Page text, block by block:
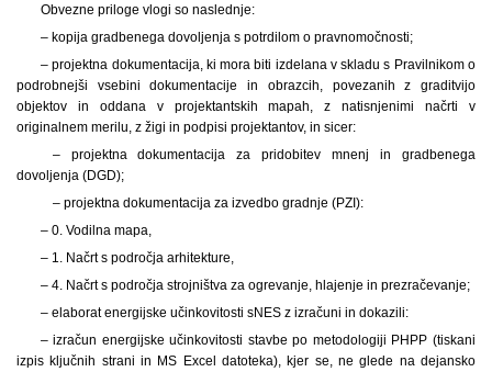
Obvezne priloge vlogi so naslednje:
– kopija gradbenega dovoljenja s potrdilom o pravnomočnosti;
– projektna dokumentacija, ki mora biti izdelana v skladu s Pravilnikom o
podrobnejši vsebini dokumentacije in obrazcih, povezanih z graditvijo
objektov in oddana v projektantskih mapah, z natisnjenimi načrti v
originalnem merilu, z žigi in podpisi projektantov, in sicer:
– projektna dokumentacija za pridobitev mnenj in gradbenega
dovoljenja (DGD);
– projektna dokumentacija za izvedbo gradnje (PZI):
– 0. Vodilna mapa,
– 1. Načrt s področja arhitekture,
– 4. Načrt s področja strojništva za ogrevanje, hlajenje in prezračevanje;
– elaborat energijske učinkovitosti sNES z izračuni in dokazili:
– izračun energijske učinkovitosti stavbe po metodologiji PHPP (tiskani
izpis ključnih strani in MS Excel datoteka), kjer se, ne glede na dejansko